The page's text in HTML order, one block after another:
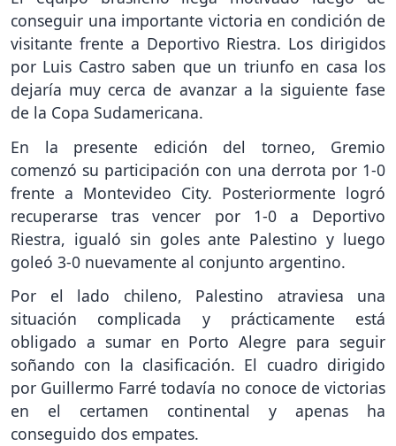
conseguir una importante victoria en condición de
visitante frente a Deportivo Riestra. Los dirigidos
por Luis Castro saben que un triunfo en casa los
dejaría muy cerca de avanzar a la siguiente fase
de la Copa Sudamericana.
En la presente edición del torneo, Gremio
comenzó su participación con una derrota por 1-0
frente a Montevideo City. Posteriormente logró
recuperarse tras vencer por 1-0 a Deportivo
Riestra, igualó sin goles ante Palestino y luego
goleó 3-0 nuevamente al conjunto argentino.
Por el lado chileno, Palestino atraviesa una
situación complicada y prácticamente está
obligado a sumar en Porto Alegre para seguir
soñando con la clasificación. El cuadro dirigido
por Guillermo Farré todavía no conoce de victorias
en el certamen continental y apenas ha
conseguido dos empates.